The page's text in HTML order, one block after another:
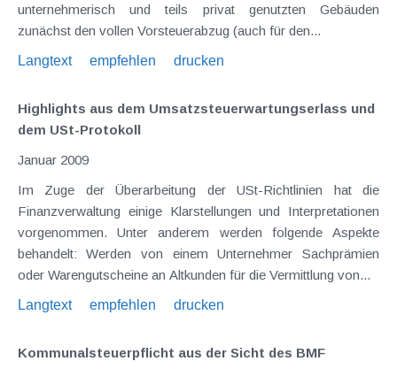
unternehmerisch und teils privat genutzten Gebäuden
zunächst den vollen Vorsteuerabzug (auch für den...
Langtext
empfehlen drucken
Highlights aus dem Umsatzsteuerwartungserlass und
dem USt-Protokoll
Januar 2009
Im Zuge der Überarbeitung der USt-Richtlinien hat die
Finanzverwaltung einige Klarstellungen und Interpretationen
vorgenommen. Unter anderem werden folgende Aspekte
behandelt: Werden von einem Unternehmer Sachprämien
oder Warengutscheine an Altkunden für die Vermittlung von...
Langtext
empfehlen drucken
Kommunalsteuerpflicht aus der Sicht des BMF